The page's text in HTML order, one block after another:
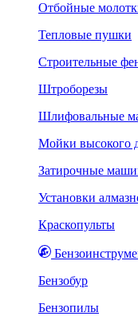
Отбойные
Тепловые пушки
Строительные
Штроборезы
Шлифовальные
Мойки высокого
Затирочные
Установки
Краскопульты
Бензобур
Бензопилы